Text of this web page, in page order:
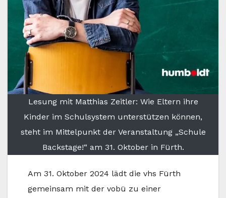
Lesung mit Matthias Zeitler: Wie Eltern ihre
Kinder im Schulsystem unterstützen können,
steht im Mittelpunkt der Veranstaltung „Schule
Backstage!“ am 31. Oktober in Fürth.
Am 31. Oktober 2024 lädt die vhs Fürth
gemeinsam mit der vobü zu einer